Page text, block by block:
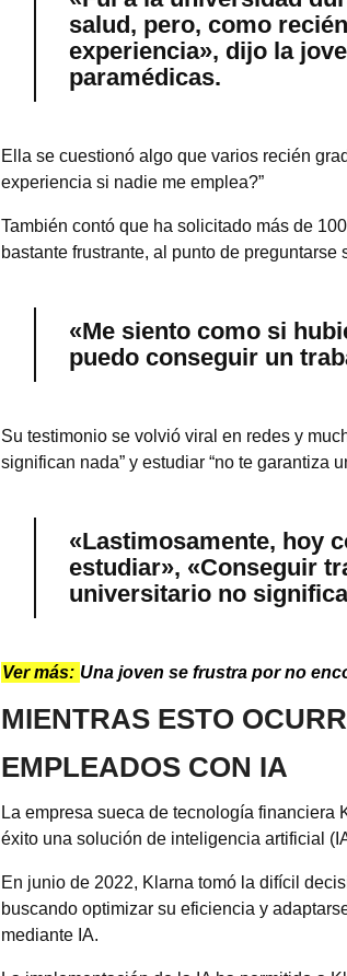
salud, pero, como
experiencia», dijo la
paramédicas.
Ella se cuestionó algo que varios recién
experiencia si nadie me emplea?”
También contó que ha solicitado más de
bastante frustrante, al punto de
«Me siento como si
puedo conseguir un
Su testimonio se volvió viral en redes y
significan nada” y estudiar “no te garantiza
«Lastimosamente, hoy
estudiar», «Conseguir
universitario no
Ver más: Una joven se frustra por no
MIENTRAS ESTO
EMPLEADOS CON IA
La empresa sueca de tecnología financiera
éxito una solución de inteligencia artificial
En junio de 2022, Klarna tomó la difícil
buscando optimizar su eficiencia y
mediante IA.